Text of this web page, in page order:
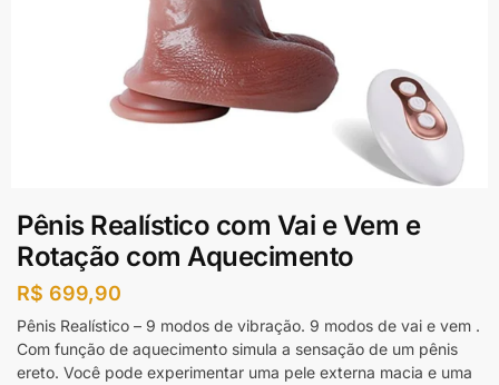
Pênis Realístico com Vai e Vem e
Rotação com Aquecimento
R$ 699,90
Pênis Realístico – 9 modos de vibração. 9 modos de vai e vem .
Com função de aquecimento simula a sensação de um pênis
ereto. Você pode experimentar uma pele externa macia e uma